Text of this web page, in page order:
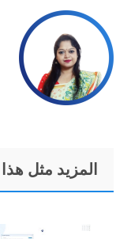
Primary
Sidebar
Footer
المزيد مثل هذا